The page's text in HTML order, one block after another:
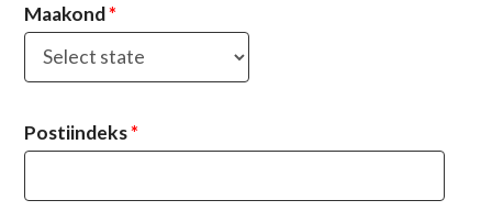
Maakond*
Postiindeks*